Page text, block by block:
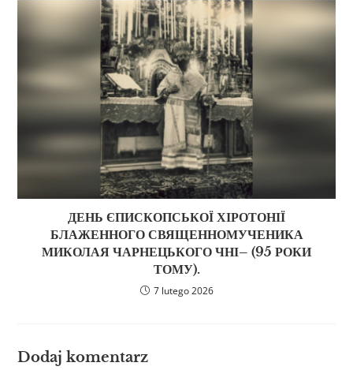
ДЕНЬ ЄПИСКОПСЬКОЇ ХІРОТОНІЇ
БЛАЖЕННОГО СВЯЩЕННОМУЧЕНИКА
МИКОЛАЯ ЧАРНЕЦЬКОГО ЧНІ– (95 РОКИ
ТОМУ).
7 lutego 2026
Dodaj komentarz